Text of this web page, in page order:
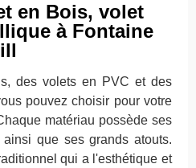
en Bois, volet
à Fontaine
des volets en PVC et des
pouvez choisir pour votre
matériau possède ses
ainsi que ses grands atouts.
qui a l'esthétique et